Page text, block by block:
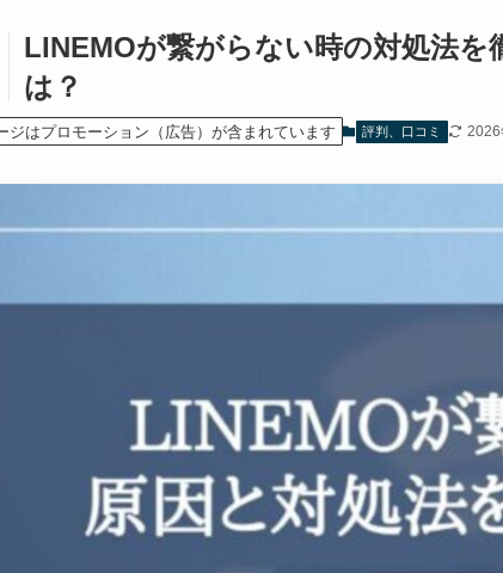
LINEMOが繋がらない時の対処法を
は？
ジはプロモーション（広告）が含まれています 評判、口コミ 2026